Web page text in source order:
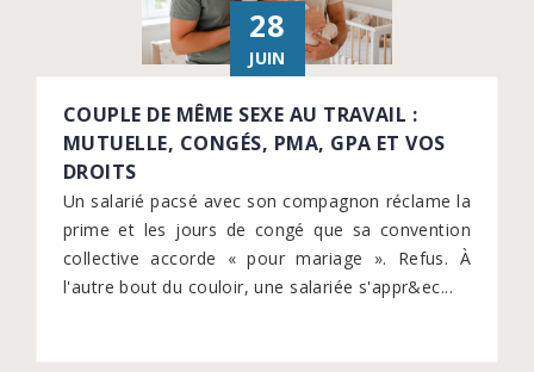
28
JUIN
COUPLE DE MÊME SEXE AU TRAVAIL :
MUTUELLE, CONGÉS, PMA, GPA ET VOS
DROITS
Un salarié pacsé avec son compagnon réclame la
prime et les jours de congé que sa convention
collective accorde « pour mariage ». Refus. À
l'autre bout du couloir, une salariée s'appr&ec...